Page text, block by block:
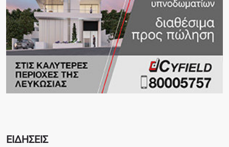
ΕΙΔΗΣΕΙΣ